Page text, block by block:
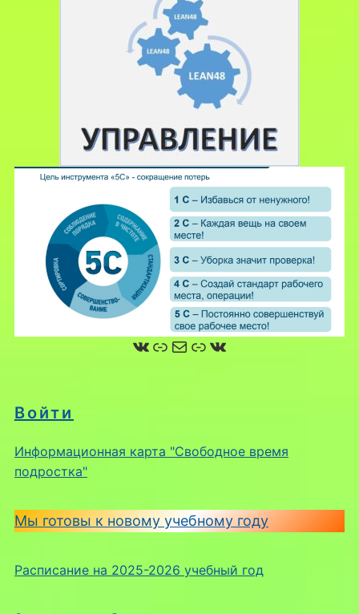
Войти
Информационная карта "Свободное время
подростка"
Мы готовы к новому учебному году
Расписание на 2025-2026 учебный год
ВКонтакте
Ссылка
Почта
Ссылка
ВКонтакте